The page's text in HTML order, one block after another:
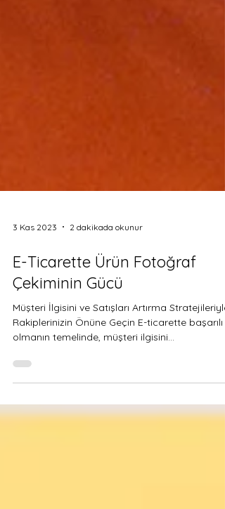
3 Kas 2023 2 dakikada okunur
E-Ticarette Ürün Fotoğraf
Çekiminin Gücü
Müşteri İlgisini ve Satışları Artırma Stratejileriyle